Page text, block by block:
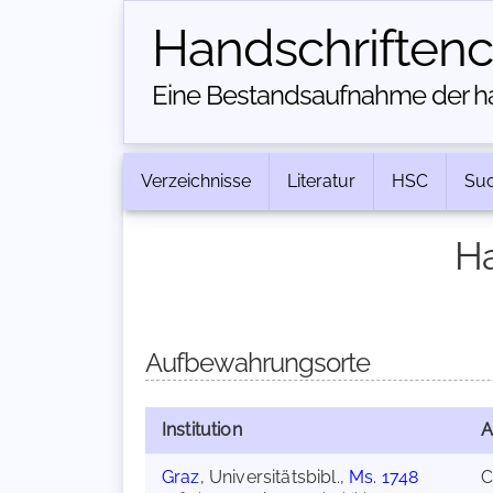
Eine Bestandsaufnahme der
Verzeichnisse Literatur HSC
Aufbewahrungsorte
Institution
Graz, Universitätsbibl., Ms. 1748